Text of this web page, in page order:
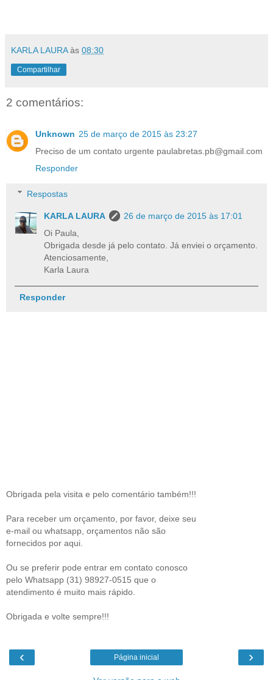
KARLA LAURA às 08:30
Compartilhar
2 comentários:
Unknown 25 de março de 2015 às 23:27
Preciso de um contato urgente paulabretas.pb@gmail.com
Responder
Respostas
KARLA LAURA
26 de março de 2015 às 17:01
Oi Paula,
Obrigada desde já pelo contato. Já enviei o orçamento.
Atenciosamente,
Karla Laura
Responder
Obrigada pela visita e pelo comentário também!!!
Para receber um orçamento, por favor, deixe seu
e-mail ou whatsapp, orçamentos não são
fornecidos por aqui.
Ou se preferir pode entrar em contato conosco
pelo Whatsapp (31) 98927-0515 que o
atendimento é muito mais rápido.
Obrigada e volte sempre!!!
‹ ›
Página inicial